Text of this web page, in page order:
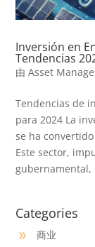
Inversión en
Tendencias
由Asset
Tendencias de
para 2024 La
se ha
Este sector,
gubernamental,
Categories
9 商业